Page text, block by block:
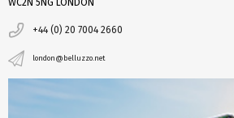
WC2N 5NG LONDON
+44 (0) 20 7004 2660
london@belluzzo.net